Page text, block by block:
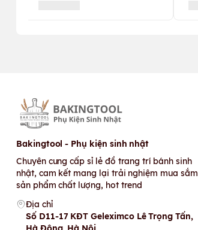
Bakingtool - Phụ kiện sinh nhật
Chuyên cung cấp sỉ lẻ đồ trang trí bánh sinh
nhật, cam kết mang lại trải nghiệm mua sắm
sản phẩm chất lượng, hot trend
Địa chỉ
Số D11-17 KĐT Geleximco Lê Trọng Tấn,